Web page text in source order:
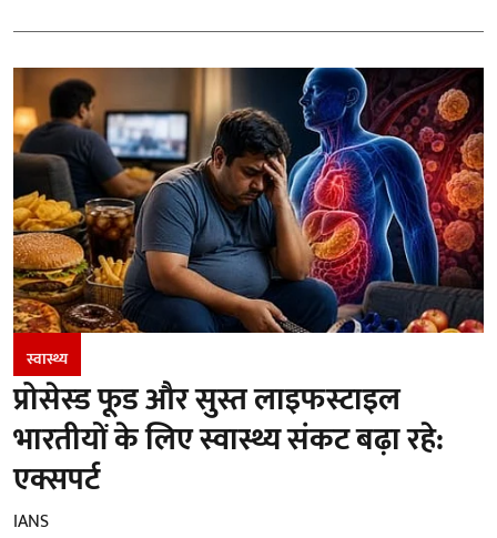
स्वास्थ्य
प्रोसेस्ड फूड और सुस्त लाइफस्टाइल
भारतीयों के लिए स्वास्थ्य संकट बढ़ा रहे:
एक्सपर्ट
IANS